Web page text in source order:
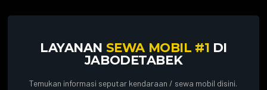
LAYANAN SEWA MOBIL #1 DI
JABODETABEK
Temukan informasi seputar kendaraan / sewa mobil disini.